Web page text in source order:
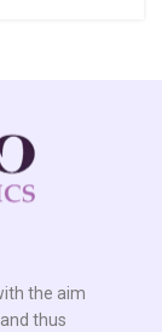
the aim
thus